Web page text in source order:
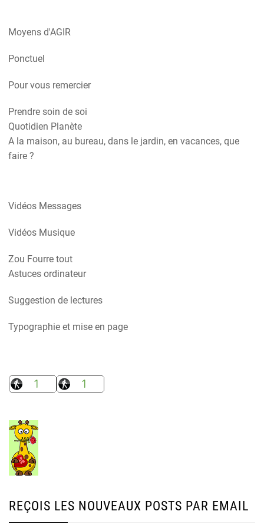
Moyens d'AGIR
Ponctuel
Pour vous remercier
Prendre soin de soi
Quotidien Planète
A la maison, au bureau, dans le jardin, en vacances, que
faire ?
Vidéos Messages
Vidéos Musique
Zou Fourre tout
Astuces ordinateur
Suggestion de lectures
Typographie et mise en page
REÇOIS LES NOUVEAUX POSTS PAR EMAIL